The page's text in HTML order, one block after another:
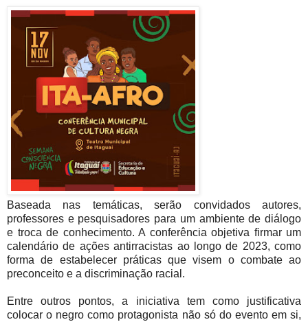
Baseada nas temáticas, serão convidados autores,
professores e pesquisadores para um ambiente de diálogo
e troca de conhecimento. A conferência objetiva firmar um
calendário de ações antirracistas ao longo de 2023, como
forma de estabelecer práticas que visem o combate ao
preconceito e a discriminação racial.
Entre outros pontos, a iniciativa tem como justificativa
colocar o negro como protagonista não só do evento em si,